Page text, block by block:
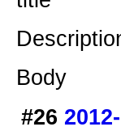
Body
#26